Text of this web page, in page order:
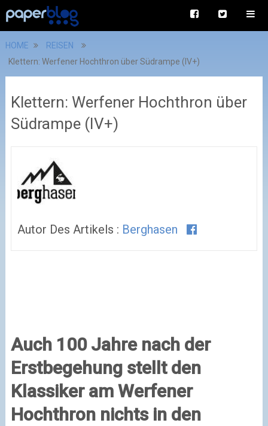
HOME
REISEN
Klettern: Werfener Hochthron über Südrampe (IV+)
Klettern: Werfener Hochthron über
Südrampe (IV+)
Autor Des Artikels : Berghasen
Auch 100 Jahre nach der
Erstbegehung stellt den
Klassiker am Werfener
Hochthron nichts in den